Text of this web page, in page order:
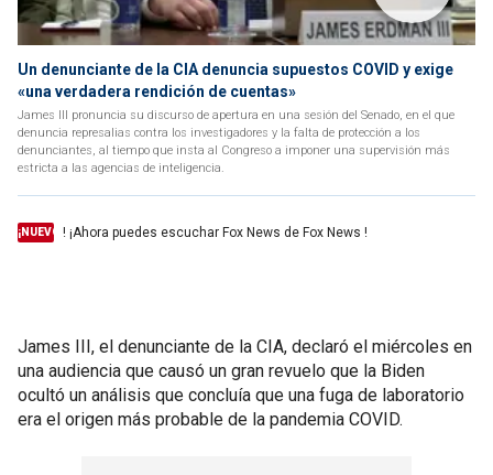
Un denunciante de la CIA denuncia supuestos COVID y exige
«una verdadera rendición de cuentas»
James III pronuncia su discurso de apertura en una sesión del Senado, en el que
denuncia represalias contra los investigadores y la falta de protección a los
denunciantes, al tiempo que insta al Congreso a imponer una supervisión más
estricta a las agencias de inteligencia.
¡NUEVO ! ¡Ahora puedes escuchar Fox News de Fox News !
James III, el denunciante de la CIA, declaró el miércoles en
una audiencia que causó un gran revuelo que la Biden
ocultó un análisis que concluía que una fuga de laboratorio
era el origen más probable de la pandemia COVID.